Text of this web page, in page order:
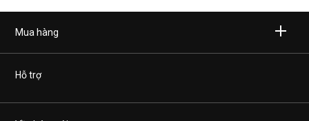
Mua hàng
Không dây
Tai nghe
Hỗ trợ